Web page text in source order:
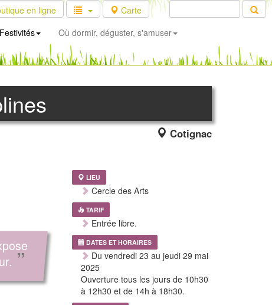
en ligne
Carte
Où dormir, déguster, s'amuser
Cotignac
”
LIEU
Cercle des Arts
TARIF
Entrée libre.
DATES ET HORAIRES
Du vendredi 23 au jeudi 29 mai
2025
Ouverture tous les jours de 10h30
à 12h30 et de 14h à 18h30.